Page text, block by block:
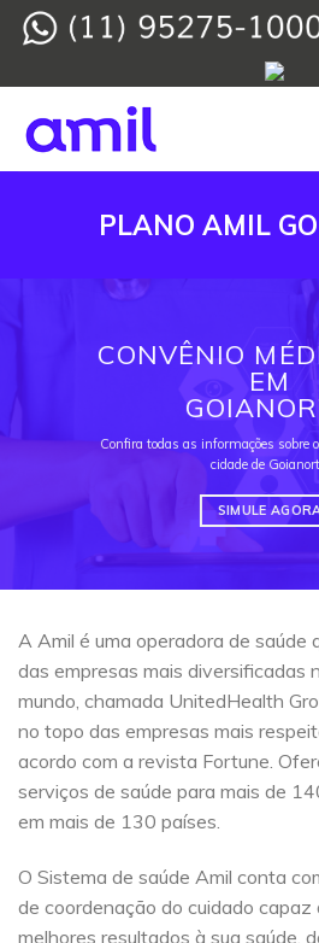
Skip
PLANO AMIL
CONVÊNIO
EM
Confira todas as informações sobre
cidade de
SIMULE
A Amil é uma operadora de saúde
das empresas mais diversificadas
mundo, chamada UnitedHealth
no topo das empresas mais
acordo com a revista Fortune.
serviços de saúde para mais de
em mais de 130 países.
O Sistema de saúde Amil conta
de coordenação do cuidado capaz
melhores resultados à sua saúde,